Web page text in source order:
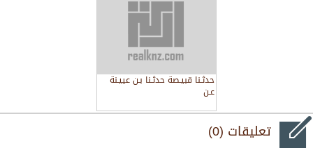
ﺣﺪﺛـﻨﺎ ﻗﺒﻴـﺼﺔ ﺣﺪﺛـﻨﺎ ﺑـﻦ ﻋﻴﻴـﻨﺔ
ﻋـﻦ
تعليقات (0)